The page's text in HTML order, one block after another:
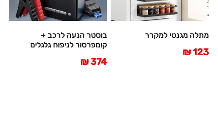
מתלה מגנטי למקרר
123 ₪
בוסטר הנעה לרכב +
קומפרסור לניפוח גלגלים
374 ₪